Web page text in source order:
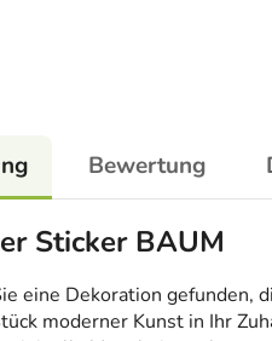
Bewertung
Sticker BAUM
eine Dekoration
moderner Kunst in Ihr